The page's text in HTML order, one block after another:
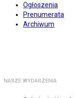
Ogłoszenia
Prenumerata
Archiwum
NASZE WYDARZENIA